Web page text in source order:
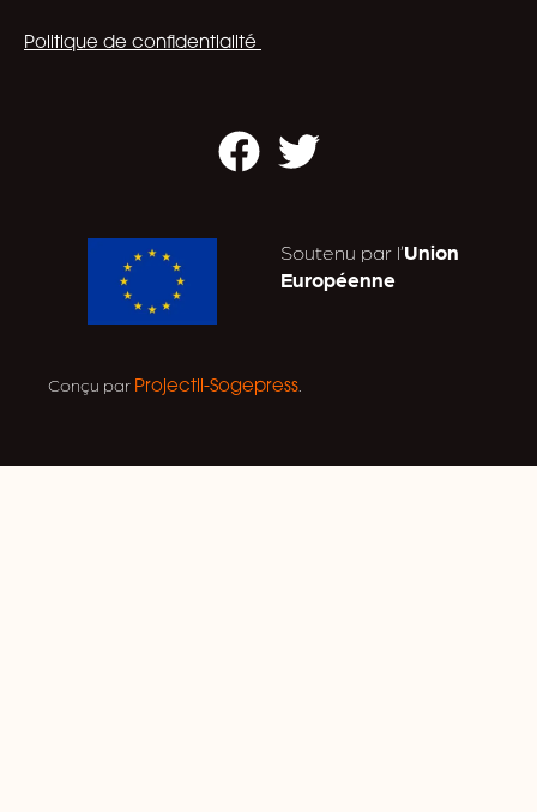
Politique de confidentialité
Facebook
Twitter
Soutenu par l’Union
Européenne
Conçu par Projectil-Sogepress